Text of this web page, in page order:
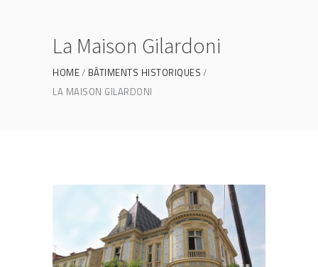
La Maison Gilardoni
HOME
BÂTIMENTS HISTORIQUES
LA MAISON GILARDONI